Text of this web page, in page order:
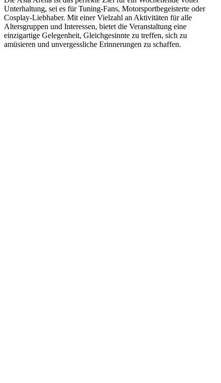
Unterhaltung, sei es für Tuning-Fans, Motorsportbegeisterte oder
Cosplay-Liebhaber. Mit einer Vielzahl an Aktivitäten für alle
Altersgruppen und Interessen, bietet die Veranstaltung eine
einzigartige Gelegenheit, Gleichgesinnte zu treffen, sich zu
amüsieren und unvergessliche Erinnerungen zu schaffen.